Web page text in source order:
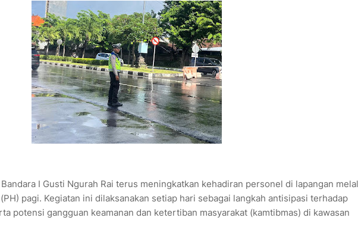
I Gusti Ngurah Rai terus meningkatkan kehadiran personel di lapangan
pagi. Kegiatan ini dilaksanakan setiap hari sebagai langkah antisipasi terhadap
potensi gangguan keamanan dan ketertiban masyarakat (kamtibmas) di kawasan